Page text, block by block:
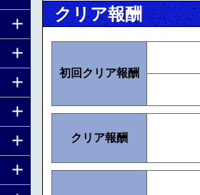
クリア報酬
初回クリア報酬
クリア報酬